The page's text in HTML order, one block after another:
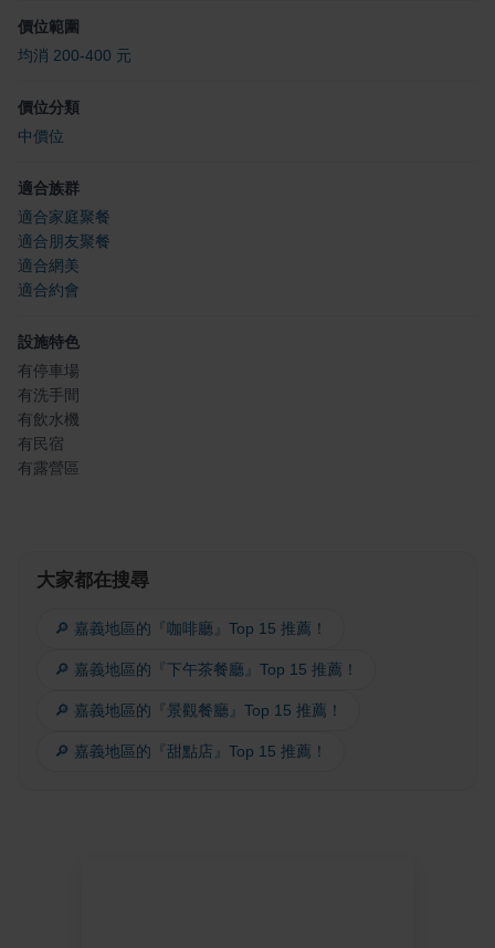
價位範圍
均消 200-400 元
價位分類
中價位
適合族群
適合家庭聚餐
適合朋友聚餐
適合網美
適合約會
設施特色
有停車場
有洗手間
有飲水機
有民宿
有露營區
大家都在搜尋
🔎 嘉義地區的『咖啡廳』Top 15 推薦！
🔎 嘉義地區的『下午茶餐廳』Top 15 推薦！
🔎 嘉義地區的『景觀餐廳』Top 15 推薦！
🔎 嘉義地區的『甜點店』Top 15 推薦！